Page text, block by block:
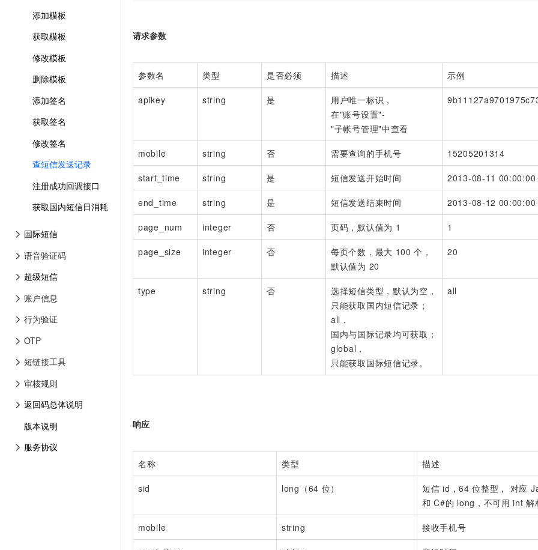
添加模板
获取模板
修改模板
删除模板
添加签名
获取签名
修改签名
查短信发送记录
注册成功回调接口
获取国内短信日消耗
国际短信
语音验证码
超级短信
账户信息
行为验证
OTP
短链接工具
审核规则
返回码总体说明
版本说明
服务协议
请求参数
参数名 类型 是否必须 描述 示例
apikey string 是
用户唯一标识，
在"账号设置"-
"子帐号管理"中查看
mobile string 否 需要查询的手机号 15205201314
start_time string 是 短信发送开始时间 2013-08-11 00:00:00
end_time string 是 短信发送结束时间 2013-08-12 00:00:00
page_num integer 否 页码，默认值为 1 1
page_size integer 否
每页个数，最大 100 个，
默认值为 20
20
type string 否
选择短信类型，默认为空，
只能获取国内短信记录；
all，
国内与国际记录均可获取；
global，
只能获取国际短信记录。
all
响应
名称 类型 描述
sid long（64 位）
短信 id，64 位整型， 对应
和 C#的 long，不可用 int 解
mobile string 接收手机号